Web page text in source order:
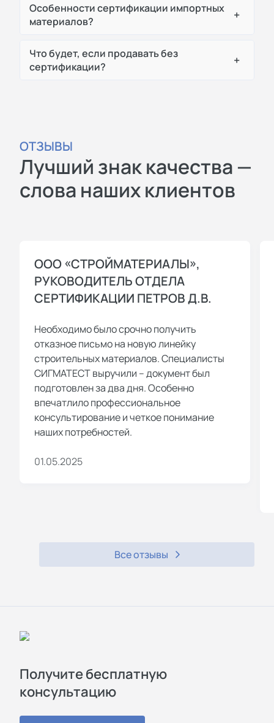
Особенности сертификации импортных
материалов?
+
Что будет, если продавать без
сертификации?
+
ОТЗЫВЫ
Лучший знак качества —
слова наших клиентов
ООО «СТРОЙМАТЕРИАЛЫ»,
РУКОВОДИТЕЛЬ ОТДЕЛА
СЕРТИФИКАЦИИ ПЕТРОВ Д.В.
Необходимо было срочно получить
отказное письмо на новую линейку
строительных материалов. Специалисты
СИГМАТЕСТ выручили – документ был
подготовлен за два дня. Особенно
впечатлило профессиональное
консультирование и четкое понимание
наших потребностей.
01.05.2025
Все отзывы
Получите бесплатную
консультацию